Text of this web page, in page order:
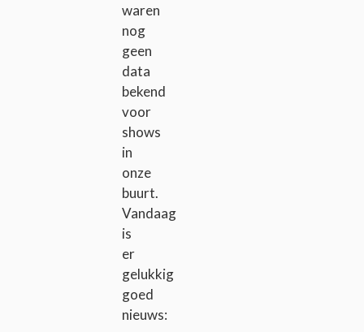
waren
nog
geen
data
bekend
voor
shows
in
onze
buurt.
Vandaag
is
er
gelukkig
goed
nieuws: